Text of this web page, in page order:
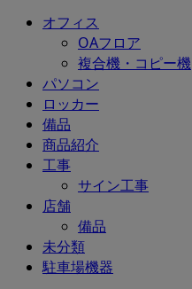
オフィス
OAフロア
複合機・コピー機
パソコン
ロッカー
備品
商品紹介
工事
サイン工事
店舗
備品
未分類
駐車場機器